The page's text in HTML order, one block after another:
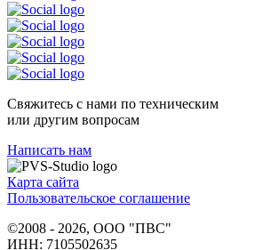
Свяжитесь с нами по техническим
или другим вопросам
Написать нам
Карта сайта
Пользовательское соглашение
©2008 - 2026, ООО "ПВС"
ИНН: 7105502635